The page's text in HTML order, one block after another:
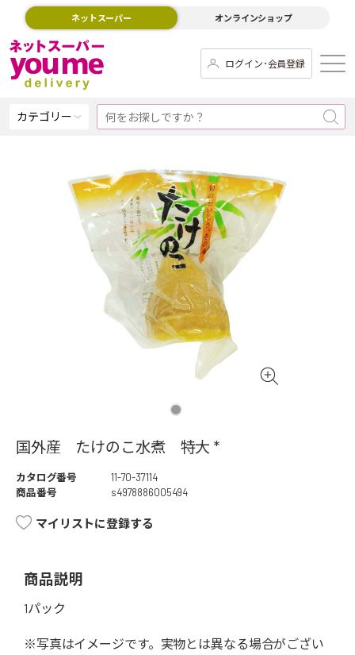
ネットスーパー オンラインショップ
ログイン･会員登録
カテゴリー
国外産 たけのこ水煮 特大 *
カタログ番号
11-70-37114
商品番号
s4978886005494
マイリストに登録する
商品説明
1パック
※写真はイメージです。実物とは異なる場合がござい